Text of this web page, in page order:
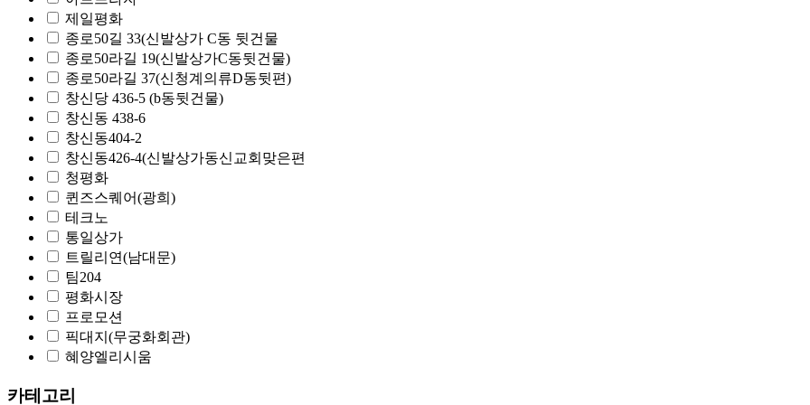
제일평화
종로50길 33(신발상가 C동 뒷건물
종로50라길 19(신발상가C동뒷건물)
종로50라길 37(신청계의류D동뒷편)
창신당 436-5 (b동뒷건물)
창신동 438-6
창신동404-2
창신동426-4(신발상가동신교회맞은편
청평화
퀸즈스퀘어(광희)
테크노
통일상가
트릴리연(남대문)
팀204
평화시장
프로모션
픽대지(무궁화회관)
혜양엘리시움
카테고리